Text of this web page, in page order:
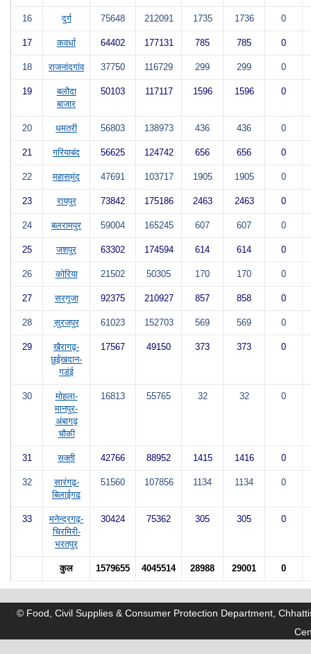
16 दुर्ग 75648 212091 1735 1736 0
17 कवर्धा 64402 177131 785 785 0
18 राजनांदगांव 37750 116729 299 299 0
19
बलौदा
बाजार
50103 117117 1596 1596 0
20 धमतरी 56803 138973 436 436 0
21 गरियाबंद 56625 124742 656 656 0
22 महासमुंद 47691 103717 1905 1905 0
23 रायपुर 73842 175186 2463 2463 0
24 बलरामपुर 59004 165245 607 607 0
25 जशपुर 63302 174594 614 614 0
26 कोरिया 21502 50305 170 170 0
27 सरगुजा 92375 210927 857 858 0
28 सुरजपुर 61023 152703 569 569 0
29
खैरागढ़-
छुईखदान-
गडंई
17567 49150 373 373 0
30
मोहला-
मानपुर-
अंबागढ़
चौकी
16813 55765 32 32 0
31 सक्ती 42766 88952 1415 1416 0
32
सारंगढ़-
बिलाईगढ
51560 107856 1134 1134 0
33
मनेन्द्रगढ़-
चिरमिरी-
भरतपुर
30424 75362 305 305 0
कुल 1579655 4045514 28988 29001 0
© Food, Civil Supplies & Consumer Protection Department,